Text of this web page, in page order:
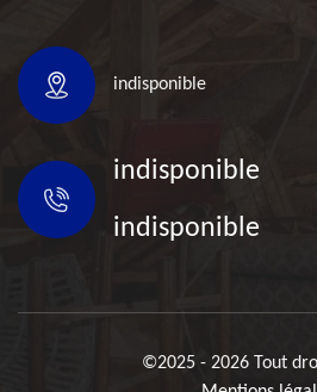
indisponible
indisponible
indisponible
©2025 - 2026 Tout